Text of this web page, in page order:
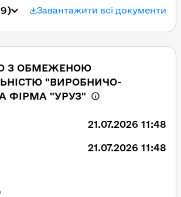
Завантажити всі документи
З ОБМЕЖЕНОЮ
"ВИРОБНИЧО-
ФІРМА "УРУЗ"
21.07.2026 11:48
21.07.2026 11:48